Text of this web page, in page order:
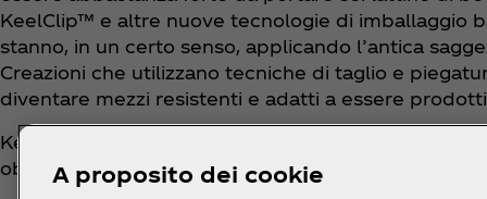
KeelClip™ e altre nuove tecnologie di imballaggio
stanno, in un certo senso, applicando l’antica
Creazioni che utilizzano tecniche di taglio e
diventare mezzi resistenti e adatti a essere prodotti
Keelclip™ è stato ora introdotto in più di 20 paesi
obiettivo di ottimizzare i materiali di imballaggio
A proposito dei cookie